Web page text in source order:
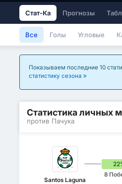
Стат-Ка Прогнозы
Все Голы Угловые
Показываем последние 10
статистику сезона
Статистика личных
против Пачука
Santos Laguna
8